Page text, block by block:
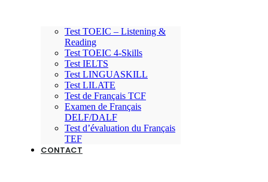
Test TOEIC – Listening &
Reading
Test TOEIC 4-Skills
Test IELTS
Test LINGUASKILL
Test LILATE
Test de Français TCF
Examen de Français
DELF/DALF
Test d’évaluation du Français
TEF
CONTACT